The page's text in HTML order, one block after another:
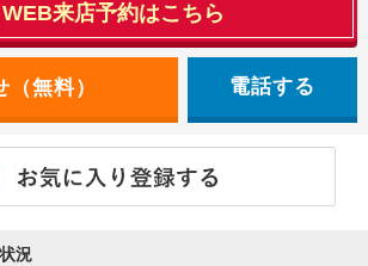
WEB来店予約はこちら
電話する
況